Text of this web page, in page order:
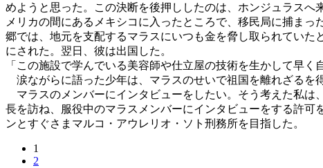
めようと思った。この決断を後押ししたのは、ホンジュラス
メリカの間にあるメキシコに入ったところで、移民局に捕ま
郷では、地元を支配するマラスにいつも金を脅し取られてい
にされた。翌日、彼は出国した。
「この施設で学んでいる美容師や仕立屋の技術を生かして早く
涙ながらに語った少年は、マラスのせいで祖国を離れざるを
マラスのメンバーにインタビューをしたい。そう考えた私は
長を訪ね、服役中のマラスメンバーにインタビューをする許
ンとすぐさまマルコ・アウレリオ・ソト刑務所を目指した。
1
2